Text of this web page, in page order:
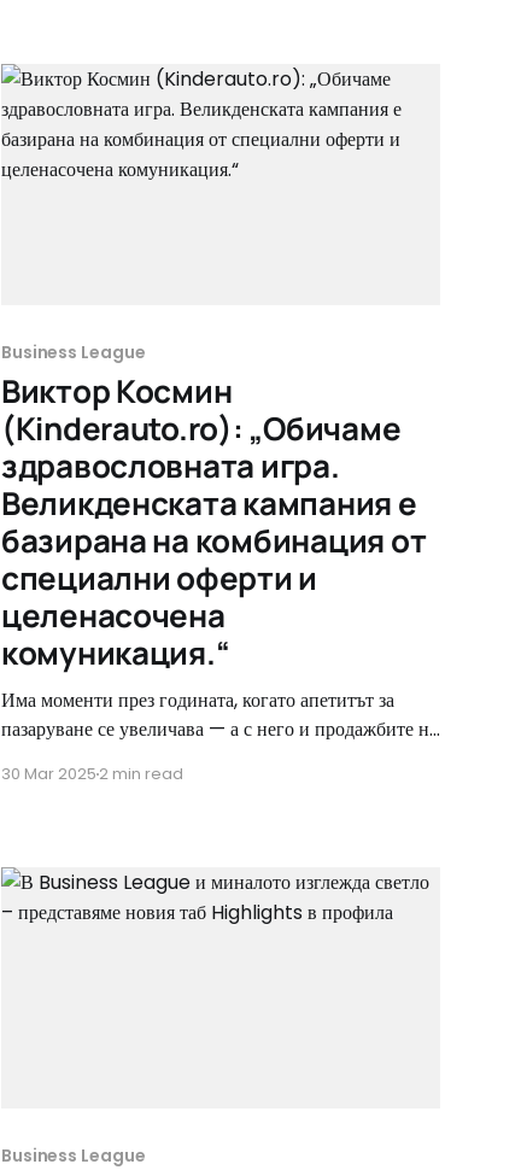
Business League
Виктор Космин
(Kinderauto.ro): „Обичаме
здравословната игра.
Великденската кампания е
базирана на комбинация от
специални оферти и
целенасочена
комуникация.“
Има моменти през годината, когато апетитът за
пазаруване се увеличава — а с него и продажбите на
За магазините, които имат специални оферти в
маркетолозите в BusinessLeague могат да ги
видят,
30 Mar 20252 min read
Business League